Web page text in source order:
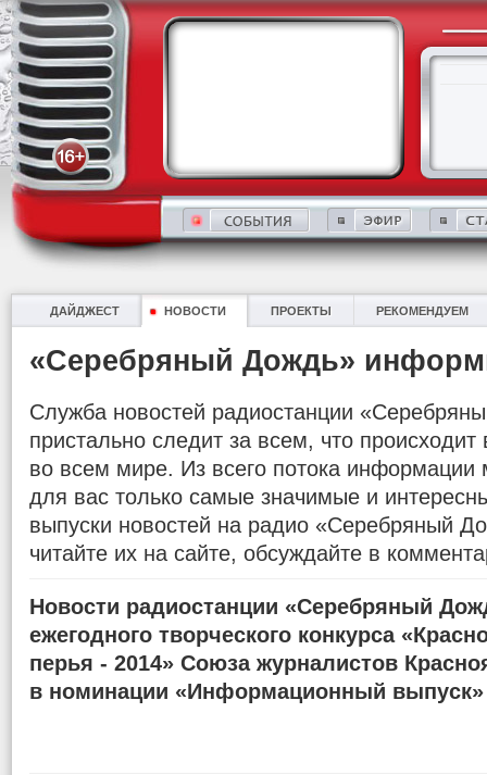
ДАЙДЖЕСТ НОВОСТИ ПРОЕКТЫ РЕКОМЕНДУЕМ
«Серебряный Дождь»
Служба новостей радиостанции
пристально следит за всем, что происходит
во всем мире. Из всего потока информации
для вас только самые значимые и
выпуски новостей на радио «Серебряный
читайте их на сайте, обсуждайте в
Новости радиостанции «Серебряный
ежегодного творческого конкурса
перья - 2014» Союза журналистов
в номинации «Информационный выпуск»